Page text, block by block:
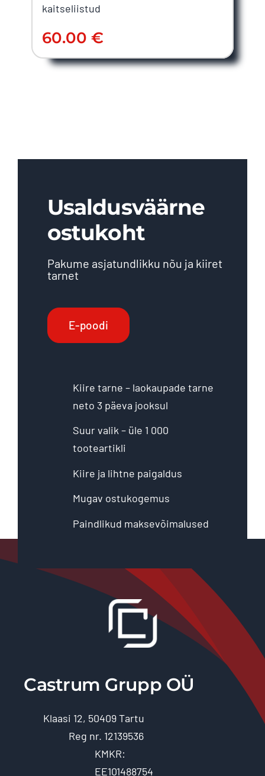
kaitseliistud
60.00€
Usaldusväärne
ostukoht
Pakume asjatundlikku nõu ja kiiret
tarnet
E-poodi
Kiire tarne – laokaupade tarne
neto 3 päeva jooksul
Suur valik – üle 1 000
tooteartikli
Kiire ja lihtne paigaldus
Mugav ostukogemus
Paindlikud maksevõimalused
Castrum Grupp OÜ
Klaasi 12, 50409 Tartu
Reg nr. 12139536
KMKR:
EE101488754